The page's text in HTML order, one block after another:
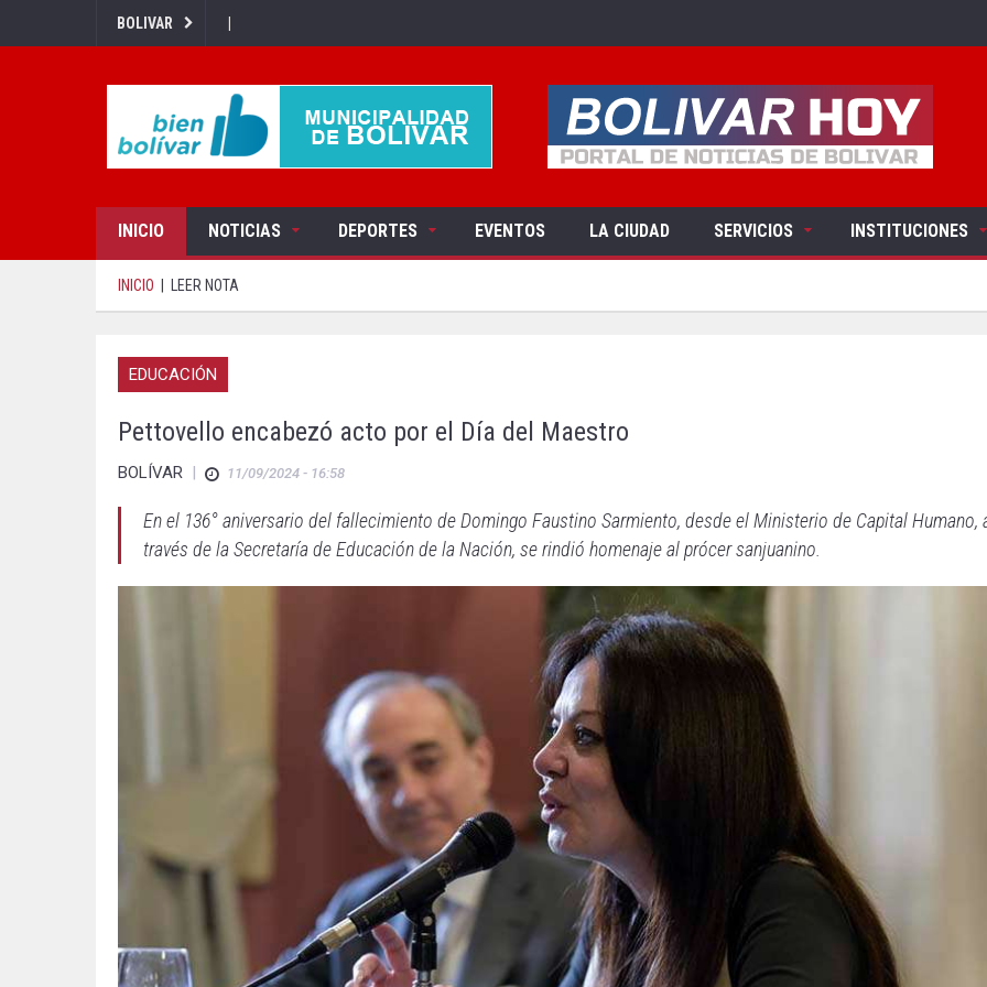
BOLIVAR |
INICIO NOTICIAS DEPORTES EVENTOS LA CIUDAD SERVICIOS INSTITUCIONES
INICIO LEER NOTA
EDUCACIÓN
Pettovello encabezó acto por el Día del Maestro
BOLÍVAR | 11/09/2024 - 16:58
En el 136° aniversario del fallecimiento de Domingo Faustino Sarmiento, desde el Ministerio de Capital Humano,
través de la Secretaría de Educación de la Nación, se rindió homenaje al prócer sanjuanino.